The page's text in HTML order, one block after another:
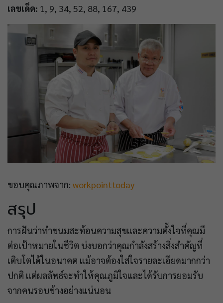
เลขเด็ด: 1, 9, 34, 52, 88, 167, 439
ขอบคุณภาพจาก: workpointtoday
สรุป
การฝันว่าทำขนมสะท้อนความสุขและความตั้งใจที่คุณมี
ต่อเป้าหมายในชีวิต บ่งบอกว่าคุณกำลังสร้างสิ่งสำคัญที่
เติบโตได้ในอนาคต แม้อาจต้องใส่ใจรายละเอียดมากกว่า
ปกติ แต่ผลลัพธ์จะทำให้คุณภูมิใจและได้รับการยอมรับ
จากคนรอบข้างอย่างแน่นอน